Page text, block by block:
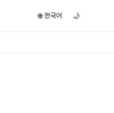
🌐 한국어 🌙